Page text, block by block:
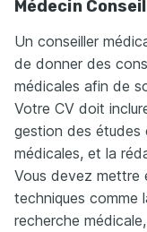
Médecin Conseil
Un conseiller
de donner des
médicales afin de
Votre CV doit
gestion des études
médicales, et la
Vous devez mettre
techniques comme
recherche